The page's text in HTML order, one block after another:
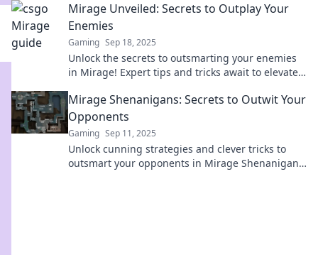
Mirage Unveiled: Secrets to Outplay Your
Enemies
Gaming Sep 18, 2025
Unlock the secrets to outsmarting your enemies
in Mirage! Expert tips and tricks await to elevate
Mirage Shenanigans: Secrets to Outwit Your
Opponents
Gaming Sep 11, 2025
Unlock cunning strategies and clever tricks to
outsmart your opponents in Mirage Shenanigans.